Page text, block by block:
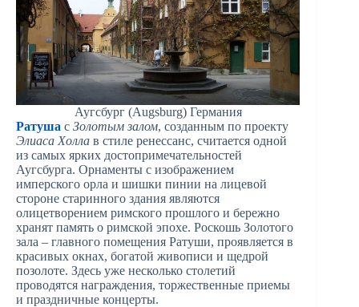
Аугсбург (Augsburg) Германия
Ратуша с Золотым залом, созданным по проекту
Элиаса Холла в стиле ренессанс, считается одной
из самых ярких достопримечательностей
Аугсбурга. Орнаменты с изображением
имперского орла и шишки пинии на лицевой
стороне старинного здания являются
олицетворением римского прошлого и бережно
хранят память о римской эпохе. Роскошь Золотого
зала – главного помещения Ратуши, проявляется в
красивых окнах, богатой живописи и щедрой
позолоте. Здесь уже несколько столетий
проводятся награждения, торжественные приемы
и праздничные концерты.